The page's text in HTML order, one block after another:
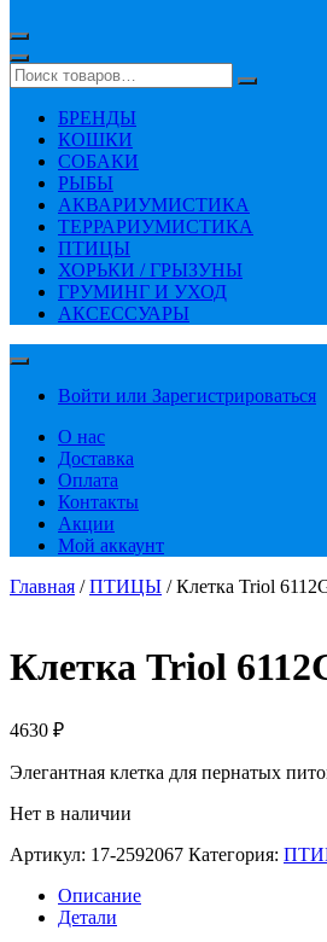
БРЕНДЫ
КОШКИ
СОБАКИ
РЫБЫ
АКВАРИУМИСТИКА
ТЕРРАРИУМИСТИКА
ПТИЦЫ
ХОРЬКИ / ГРЫЗУНЫ
ГРУМИНГ И УХОД
АКСЕССУАРЫ
Войти или Зарегистрироваться
О нас
Доставка
Оплата
Контакты
Акции
Мой аккаунт
Главная /ПТИЦЫ / Клетка Triol
Клетка Triol
4630 ₽
Элегантная клетка для пернатых
Нет в наличии
Артикул: 17-2592067 Категория:
Описание
Детали